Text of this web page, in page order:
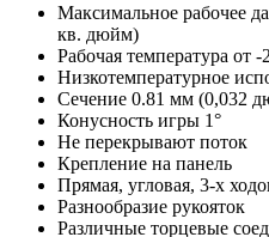
Максимальное рабочее
кв. дюйм)
Рабочая температура от
Низкотемпературное
Сечение 0.81 мм (0,032
Конусность игры 1°
Не перекрывают поток
Крепление на панель
Прямая, угловая, 3-х
Разнообразие рукояток
Различные торцевые